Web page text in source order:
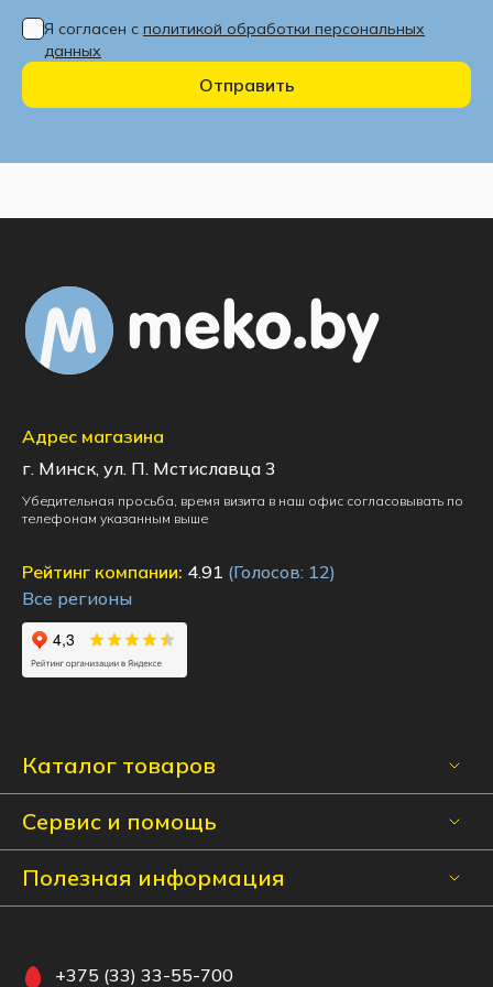
Я согласен с политикой обработки персональных
данных
Отправить
Каталог товаров
Сервис и помощь
Полезная информация
Адрес магазина
г. Минск, ул. П. Мстиславца 3
Убедительная просьба, время визита в наш офис согласовывать по
телефонам указанным выше
Рейтинг компании: 4.91 (Голосов: 12)
Все регионы
+375 (33) 33-55-700